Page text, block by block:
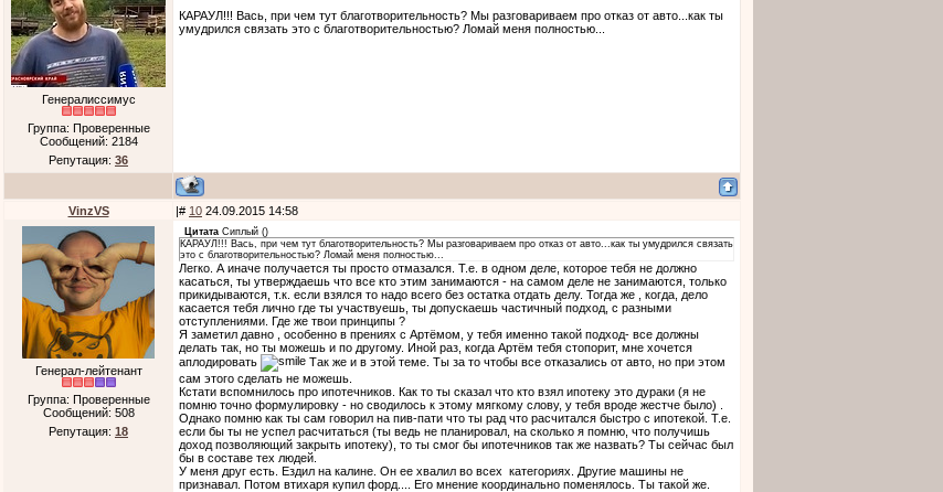
Генералиссимус
Группа: Проверенные
Сообщений: 2184
Репутация: 36
КАРАУЛ!!! Вась, при чем тут благотворительность? Мы разговариваем про отказ от авто...как ты
умудрился связать это с благотворительностью? Ломай меня полностью...
VinzVS |# 10 24.09.2015 14:58
Генерал-лейтенант
Группа: Проверенные
Сообщений: 508
Репутация: 18
Цитата Cиплый ()
КАРАУЛ!!! Вась, при чем тут благотворительность? Мы разговариваем про отказ от авто...как ты умудрился связать
это с благотворительностью? Ломай меня полностью...
Легко. А иначе получается ты просто отмазался. Т.е. в одном деле, которое тебя не должно
касаться, ты утверждаешь что все кто этим занимаются - на самом деле не занимаются, только
прикидываются, т.к. если взялся то надо всего без остатка отдать делу. Тогда же , когда, дело
касается тебя лично где ты участвуешь, ты допускаешь частичный подход, с разными
отступлениями. Где же твои принципы ?
Я заметил давно , особенно в прениях с Артёмом, у тебя именно такой подход- все должны
делать так, но ты можешь и по другому. Иной раз, когда Артём тебя стопорит, мне хочется
аплодировать
Так же и в этой теме. Ты за то чтобы все отказались от авто, но при этом
сам этого сделать не можешь.
Кстати вспомнилось про ипотечников. Как то ты сказал что кто взял ипотеку это дураки (я не
помню точно формулировку - но сводилось к этому мягкому слову, у тебя вроде жестче было) .
Однако помню как ты сам говорил на пив-пати что ты рад что расчитался быстро с ипотекой. Т.е.
если бы ты не успел расчитаться (ты ведь не планировал, на сколько я помню, что получишь
доход позволяющий закрыть ипотеку), то ты смог бы ипотечников так же назвать? Ты сейчас был
бы в составе тех людей.
У меня друг есть. Ездил на калине. Он ее хвалил во всех категориях. Другие машины не
признавал. Потом втихаря купил форд.... Его мнение координально поменялось. Ты такой же.